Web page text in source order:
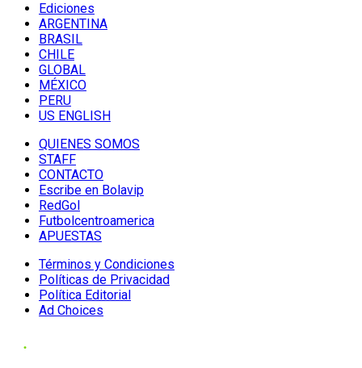
Ediciones
ARGENTINA
BRASIL
CHILE
GLOBAL
MÉXICO
PERU
US ENGLISH
QUIENES SOMOS
STAFF
CONTACTO
Escribe en Bolavip
RedGol
Futbolcentroamerica
APUESTAS
Términos y Condiciones
Políticas de Privacidad
Política Editorial
Ad Choices